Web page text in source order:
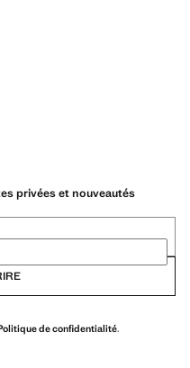
privées et nouveautés
de confidentialité.